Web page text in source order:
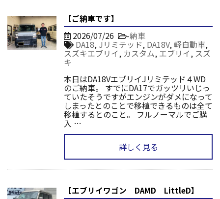
【ご納車です】
2026/07/26 -納車
DA18, Jリミテッド, DA18V, 軽自動車,
スズキエブリイ, カスタム, エブリイ, スズ
キ
本日はDA18VエブリイJリミテッド４WD
のご納車。 すでにDA17でガッツリいじっ
ていたそうですがエンジンがダメになって
しまったとのことで移植できるものは全て
移植するとのこと。 フルノーマルでご購
入 …
詳しく見る
【エブリイワゴン DAMD LittleD】